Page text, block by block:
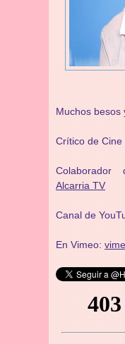
Muchos besos
Crítico de Cine
Colaborador
Alcarria TV
Canal de
En Vimeo: